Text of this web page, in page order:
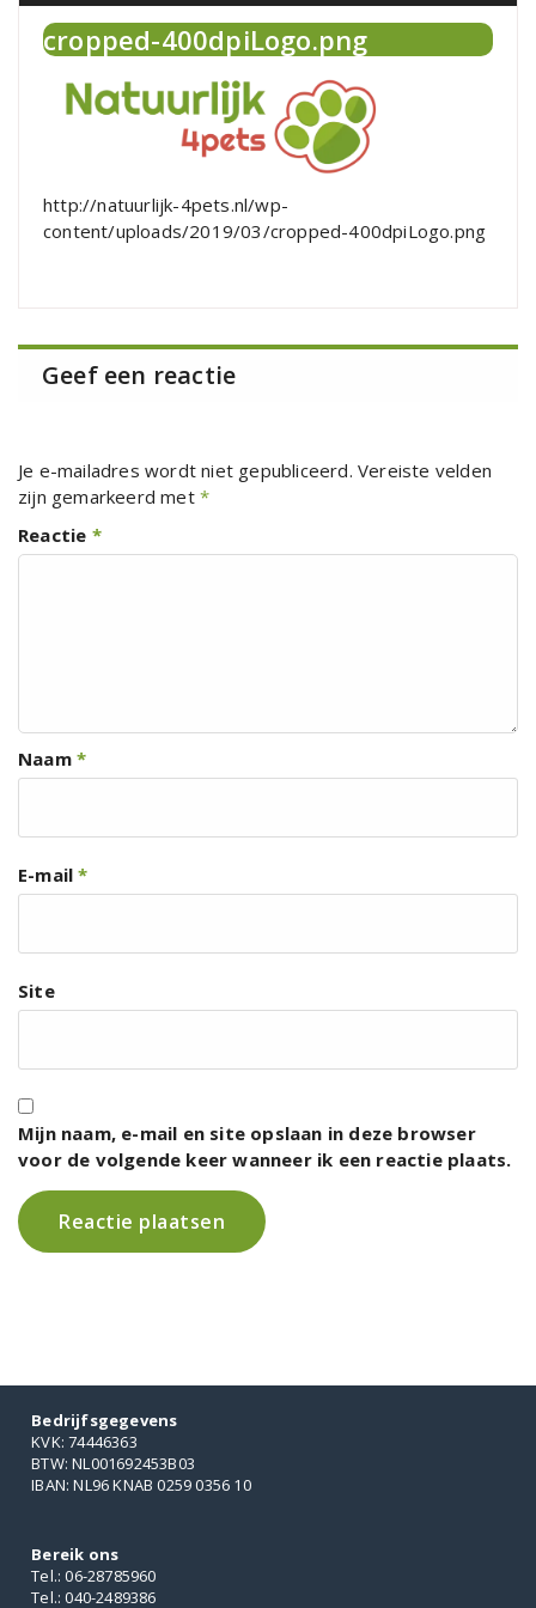
cropped-400dpiLogo.png
http://natuurlijk-4pets.nl/wp-
content/uploads/2019/03/cropped-400dpiLogo.png
Geef een reactie
Je e-mailadres wordt niet gepubliceerd. Vereiste velden
zijn gemarkeerd met *
Reactie *
Naam *
E-mail*
Site
Mijn naam, e-mail en site opslaan in deze browser
voor de volgende keer wanneer ik een reactie plaats.
Bedrijfsgegevens
KVK: 74446363
BTW: NL001692453B03
IBAN: NL96 KNAB 0259 0356 10
Bereik ons
Tel.: 06-28785960
Tel.: 040-2489386